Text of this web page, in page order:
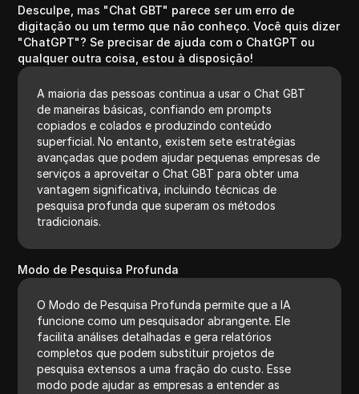
Desculpe, mas "Chat GBT" parece ser um erro de
digitação ou um termo que não conheço. Você quis dizer
"ChatGPT"? Se precisar de ajuda com o ChatGPT ou
qualquer outra coisa, estou à disposição!
A maioria das pessoas continua a usar o Chat GBT
de maneiras básicas, confiando em prompts
copiados e colados e produzindo conteúdo
superficial. No entanto, existem sete estratégias
avançadas que podem ajudar pequenas empresas de
serviços a aproveitar o Chat GBT para obter uma
vantagem significativa, incluindo técnicas de
pesquisa profunda que superam os métodos
tradicionais.
Modo de Pesquisa Profunda
O Modo de Pesquisa Profunda permite que a IA
funcione como um pesquisador abrangente. Ele
facilita análises detalhadas e gera relatórios
completos que podem substituir projetos de
pesquisa extensos a uma fração do custo. Esse
modo pode ajudar as empresas a entender as